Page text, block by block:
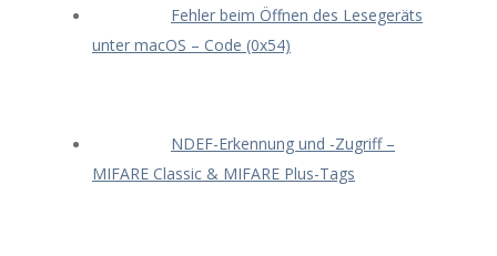
Fehler beim Öffnen des Lesegeräts
unter macOS – Code (0x54)
NDEF-Erkennung und -Zugriff –
MIFARE Classic & MIFARE Plus-Tags